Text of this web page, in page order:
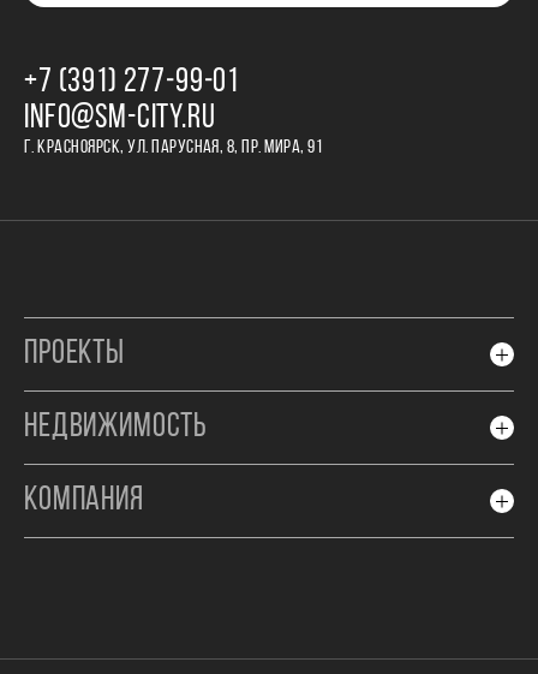
+7 (391) 277‒99‒01
INFO@SM-CITY.RU
Г. КРАСНОЯРСК, УЛ. ПАРУСНАЯ, 8, ПР. МИРА, 91
ПРОЕКТЫ
НЕДВИЖИМОСТЬ
КОМПАНИЯ